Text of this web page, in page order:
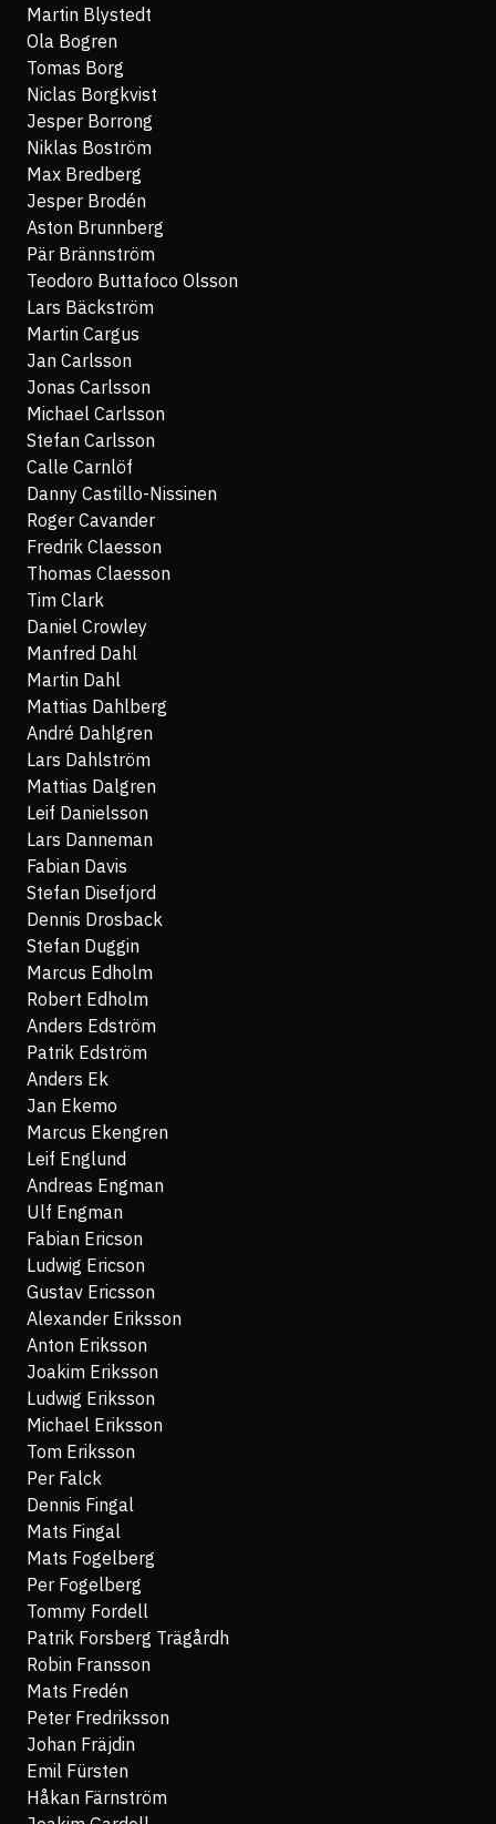
Martin Blystedt
Ola Bogren
Tomas Borg
Niclas Borgkvist
Jesper Borrong
Niklas Boström
Max Bredberg
Jesper Brodén
Aston Brunnberg
Pär Brännström
Teodoro Buttafoco Olsson
Lars Bäckström
Martin Cargus
Jan Carlsson
Jonas Carlsson
Michael Carlsson
Stefan Carlsson
Calle Carnlöf
Danny Castillo-Nissinen
Roger Cavander
Fredrik Claesson
Thomas Claesson
Tim Clark
Daniel Crowley
Manfred Dahl
Martin Dahl
Mattias Dahlberg
André Dahlgren
Lars Dahlström
Mattias Dalgren
Leif Danielsson
Lars Danneman
Fabian Davis
Stefan Disefjord
Dennis Drosback
Stefan Duggin
Marcus Edholm
Robert Edholm
Anders Edström
Patrik Edström
Anders Ek
Jan Ekemo
Marcus Ekengren
Leif Englund
Andreas Engman
Ulf Engman
Fabian Ericson
Ludwig Ericson
Gustav Ericsson
Alexander Eriksson
Anton Eriksson
Joakim Eriksson
Ludwig Eriksson
Michael Eriksson
Tom Eriksson
Per Falck
Dennis Fingal
Mats Fingal
Mats Fogelberg
Per Fogelberg
Tommy Fordell
Patrik Forsberg Trägårdh
Robin Fransson
Mats Fredén
Peter Fredriksson
Johan Fräjdin
Emil Fürsten
Håkan Färnström